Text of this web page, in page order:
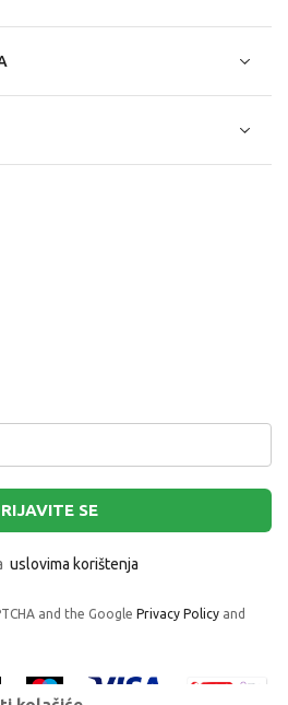
SE
uslovima korištenja
and the Google Privacy Policy and